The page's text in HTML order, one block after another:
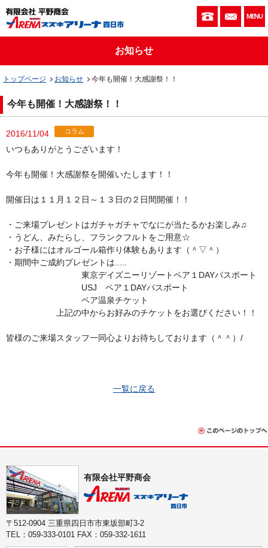
059-333-お問
MENU
お知らせ
トップページ お知らせ 今年も開催！大感謝祭！！
今年も開催！大感謝祭！！
2016/11/04 コラム
いつもありがとうございます！
今年も開催！大感謝祭を開催いたします！！
開催日は１１月１２日～１３日の２日間開催！！
・ご来場プレゼントはガチャガチャでなにが当たるかお楽しみ♫
・うどん、みたらし、フランクフルトをご用意☆
・お子様にはオルゴール箱作り体験もあります（＾▽＾）
・期間中ご成約プレゼントは.....
東京デイズニーリゾートペア１DAYパスポート
USJ ペア１DAYパスポート
ペア温泉チケット
上記の中からお好みのチケットをお選びください！！
皆様のご来場スタッフ一同心よりお待ちしております（＾＾）/
一覧に戻る
有限会社平野商会
〒512-0904 三重県四日市市東坂部町3-2
TEL：059-333-0101 FAX：059-332-1611